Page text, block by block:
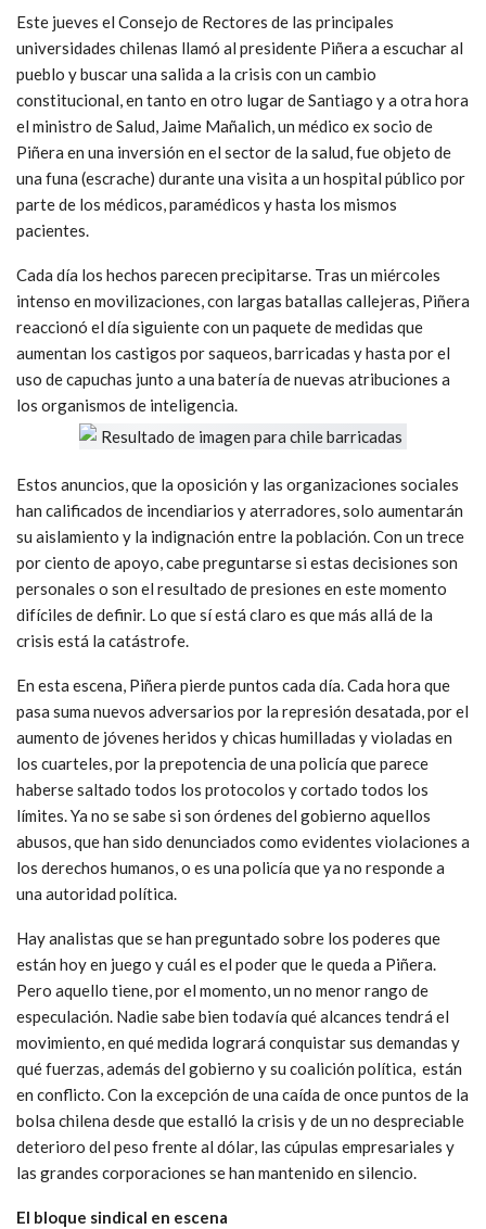
Este jueves el Consejo de Rectores de las principales
universidades chilenas llamó al presidente Piñera a escuchar al
pueblo y buscar una salida a la crisis con un cambio
constitucional, en tanto en otro lugar de Santiago y a otra hora
el ministro de Salud, Jaime Mañalich, un médico ex socio de
Piñera en una inversión en el sector de la salud, fue objeto de
una funa (escrache) durante una visita a un hospital público por
parte de los médicos, paramédicos y hasta los mismos
pacientes.
Cada día los hechos parecen precipitarse. Tras un miércoles
intenso en movilizaciones, con largas batallas callejeras, Piñera
reaccionó el día siguiente con un paquete de medidas que
aumentan los castigos por saqueos, barricadas y hasta por el
uso de capuchas junto a una batería de nuevas atribuciones a
los organismos de inteligencia.
Estos anuncios, que la oposición y las organizaciones sociales
han calificados de incendiarios y aterradores, solo aumentarán
su aislamiento y la indignación entre la población. Con un trece
por ciento de apoyo, cabe preguntarse si estas decisiones son
personales o son el resultado de presiones en este momento
difíciles de definir. Lo que sí está claro es que más allá de la
crisis está la catástrofe.
En esta escena, Piñera pierde puntos cada día. Cada hora que
pasa suma nuevos adversarios por la represión desatada, por el
aumento de jóvenes heridos y chicas humilladas y violadas en
los cuarteles, por la prepotencia de una policía que parece
haberse saltado todos los protocolos y cortado todos los
límites. Ya no se sabe si son órdenes del gobierno aquellos
abusos, que han sido denunciados como evidentes violaciones a
los derechos humanos, o es una policía que ya no responde a
una autoridad política.
Hay analistas que se han preguntado sobre los poderes que
están hoy en juego y cuál es el poder que le queda a Piñera.
Pero aquello tiene, por el momento, un no menor rango de
especulación. Nadie sabe bien todavía qué alcances tendrá el
movimiento, en qué medida logrará conquistar sus demandas y
qué fuerzas, además del gobierno y su coalición política, están
en conflicto. Con la excepción de una caída de once puntos de la
bolsa chilena desde que estalló la crisis y de un no despreciable
deterioro del peso frente al dólar, las cúpulas empresariales y
las grandes corporaciones se han mantenido en silencio.
El bloque sindical en escena